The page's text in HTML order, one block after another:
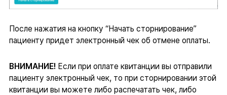
После нажатия на кнопку “Начать сторнирование”
пациенту придет электронный чек об отмене оплаты.
ВНИМАНИЕ! Если при оплате квитанции вы отправили
пациенту электронный чек, то при сторнировании этой
квитанции вы можете либо распечатать чек, либо